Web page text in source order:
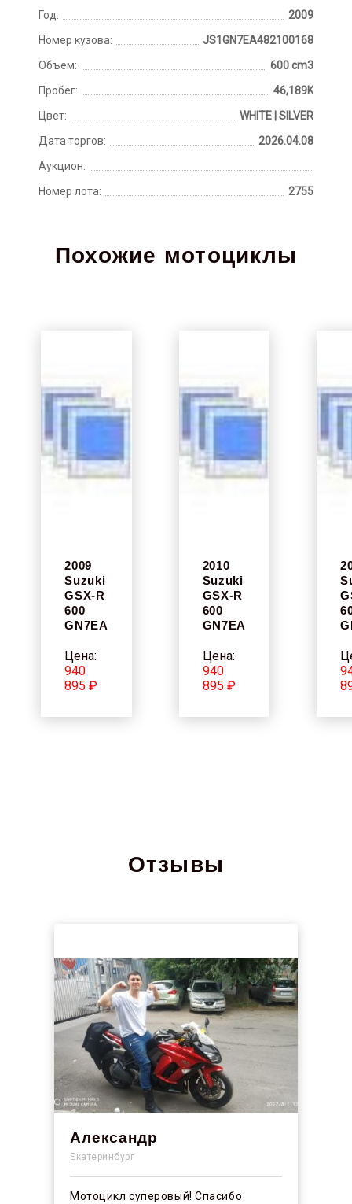
Год:
2009
Номер кузова:
JS1GN7EA482100168
Объем:
600 cm3
Пробег:
46,189K
Цвет:
WHITE | SILVER
Дата торгов:
2026.04.08
Аукцион:
Номер лота:
2755
Похожие мотоциклы
2009
Suzuki
GSX-R
600
GN7EA
Цена:
940
895 ₽
2010
Suzuki
GSX-R
600
GN7EA
Цена:
940
895 ₽
Отзывы
Александр
Екатеринбург
Мотоцикл суперовый! Спасибо